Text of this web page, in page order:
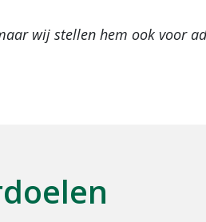
wij stellen hem ook voor